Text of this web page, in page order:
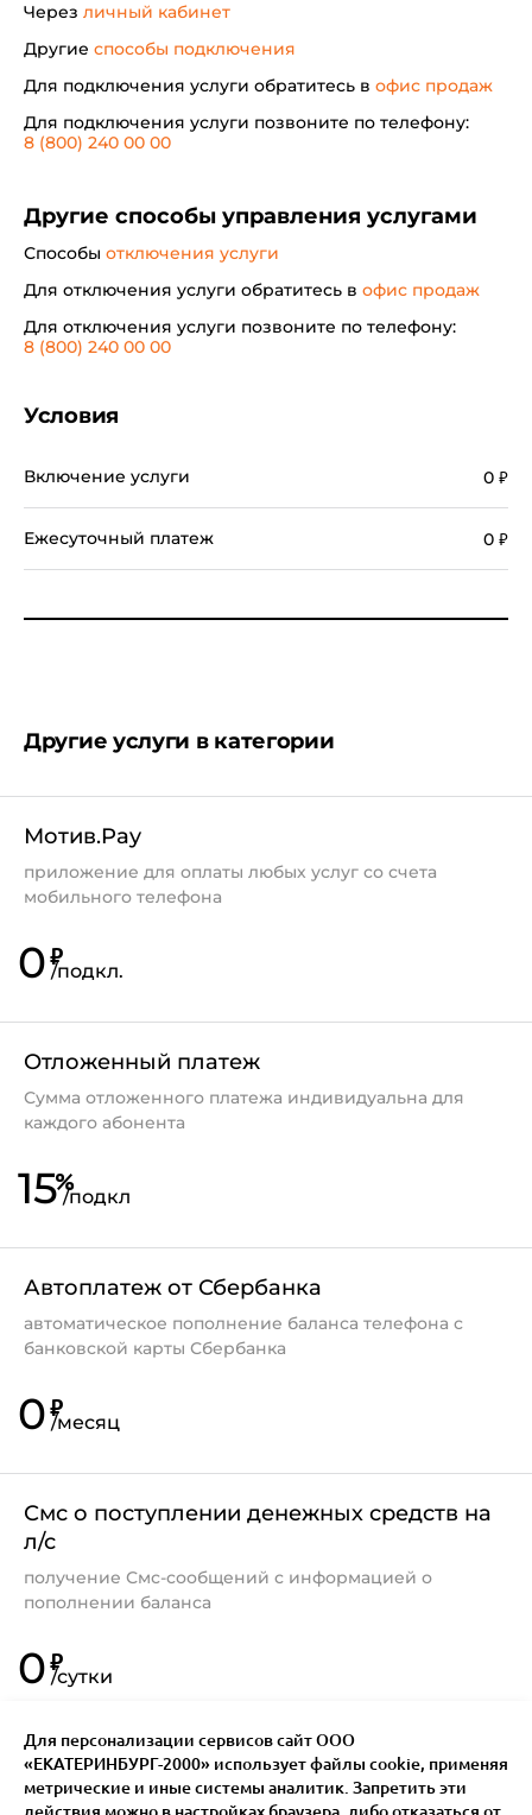
Через личный кабинет
Другие способы подключения
Для подключения услуги обратитесь в офис продаж
Для подключения услуги позвоните по телефону:
8 (800) 240 00 00
Другие способы управления услугами
Способы отключения услуги
Для отключения услуги обратитесь в офис продаж
Для отключения услуги позвоните по телефону:
8 (800) 240 00 00
Условия
Включение услуги 0 ₽
Ежесуточный платеж 0 ₽
Другие услуги в категории
Мотив.Pay
приложение для оплаты любых услуг со счета
мобильного телефона
0₽
/подкл.
Отложенный платеж
Сумма отложенного платежа индивидуальна для
каждого абонента
15%
/подкл
Автоплатеж от Сбербанка
автоматическое пополнение баланса телефона с
банковской карты Сбербанка
0₽
/месяц
Смс о поступлении денежных средств на
л/с
получение Смс-сообщений с информацией о
пополнении баланса
0₽
/сутки
Для персонализации сервисов сайт ООО
«ЕКАТЕРИНБУРГ-2000» использует файлы сookie, применяя
метрические и иные системы аналитик. Запретить эти